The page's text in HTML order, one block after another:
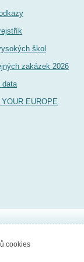
škol
zakázek 2026
data
YOUR EUROPE
cookies